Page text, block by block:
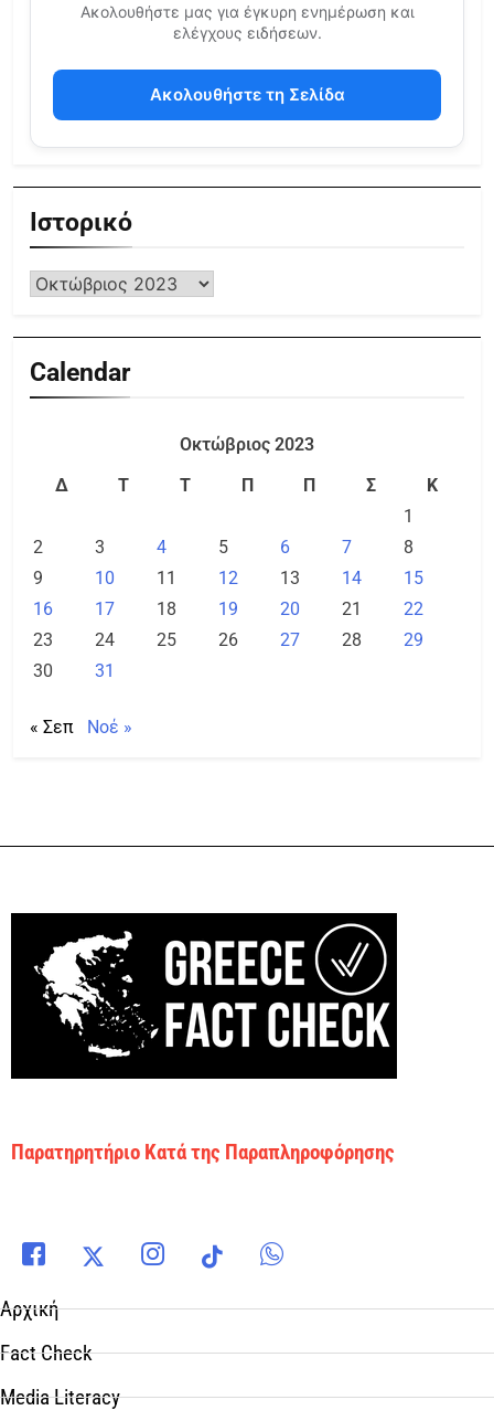
Ακολουθήστε μας για έγκυρη ενημέρωση και
ελέγχους ειδήσεων.
Ακολουθήστε τη Σελίδα
Ιστορικό
Calendar
Οκτώβριος 2023
Δ
Τ Τ Π Π Σ
Κ
1
2
3 4 5 6 7
8
9
10 11 12 13 14
15
16
17 18 19 20 21
22
23
24 25 26 27 28
29
30
31
« Σεπ Νοέ »
Παρατηρητήριο Κατά της Παραπληροφόρησης
Αρχική
Fact Check
Media Literacy